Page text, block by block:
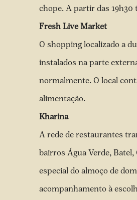
chope. A partir das 19h30
Fresh Live Market
O shopping localizado a
instalados na parte
normalmente. O local
alimentação.
Kharina
A rede de restaurantes
bairros Água Verde,
especial do almoço de
acompanhamento à